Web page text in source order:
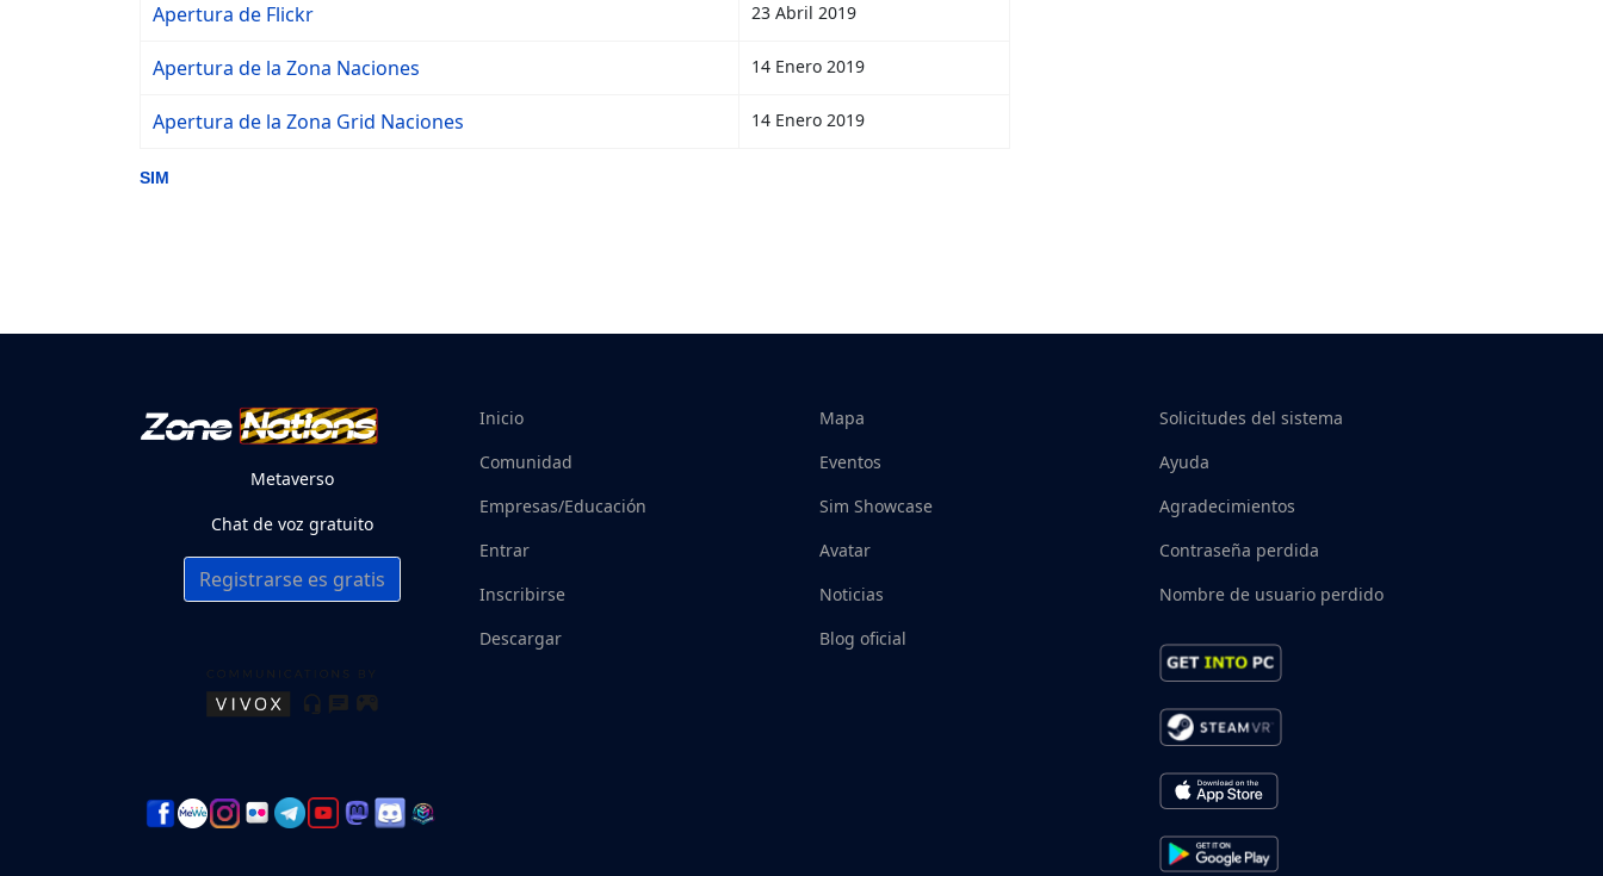
Apertura de Flickr 23 Abril 2019
Apertura de la Zona Naciones 14 Enero 2019
Apertura de la Zona Grid Naciones 14 Enero 2019
SIM
Metaverso
Chat de voz gratuito
Registrarse es gratis
Inicio
Comunidad
Empresas/Educación
Entrar
Inscribirse
Descargar
Mapa
Eventos
Sim Showcase
Avatar
Noticias
Blog oficial
Solicitudes del sistema
Ayuda
Agradecimientos
Contraseña perdida
Nombre de usuario perdido